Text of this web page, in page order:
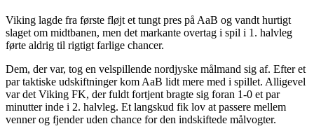
Viking lagde fra første fløjt et tungt pres på AaB og vandt hurtigt
slaget om midtbanen, men det markante overtag i spil i 1. halvleg
førte aldrig til rigtigt farlige chancer.
Dem, der var, tog en velspillende nordjyske målmand sig af. Efter et
par taktiske udskiftninger kom AaB lidt mere med i spillet. Alligevel
var det Viking FK, der fuldt fortjent bragte sig foran 1-0 et par
minutter inde i 2. halvleg. Et langskud fik lov at passere mellem
venner og fjender uden chance for den indskiftede målvogter.